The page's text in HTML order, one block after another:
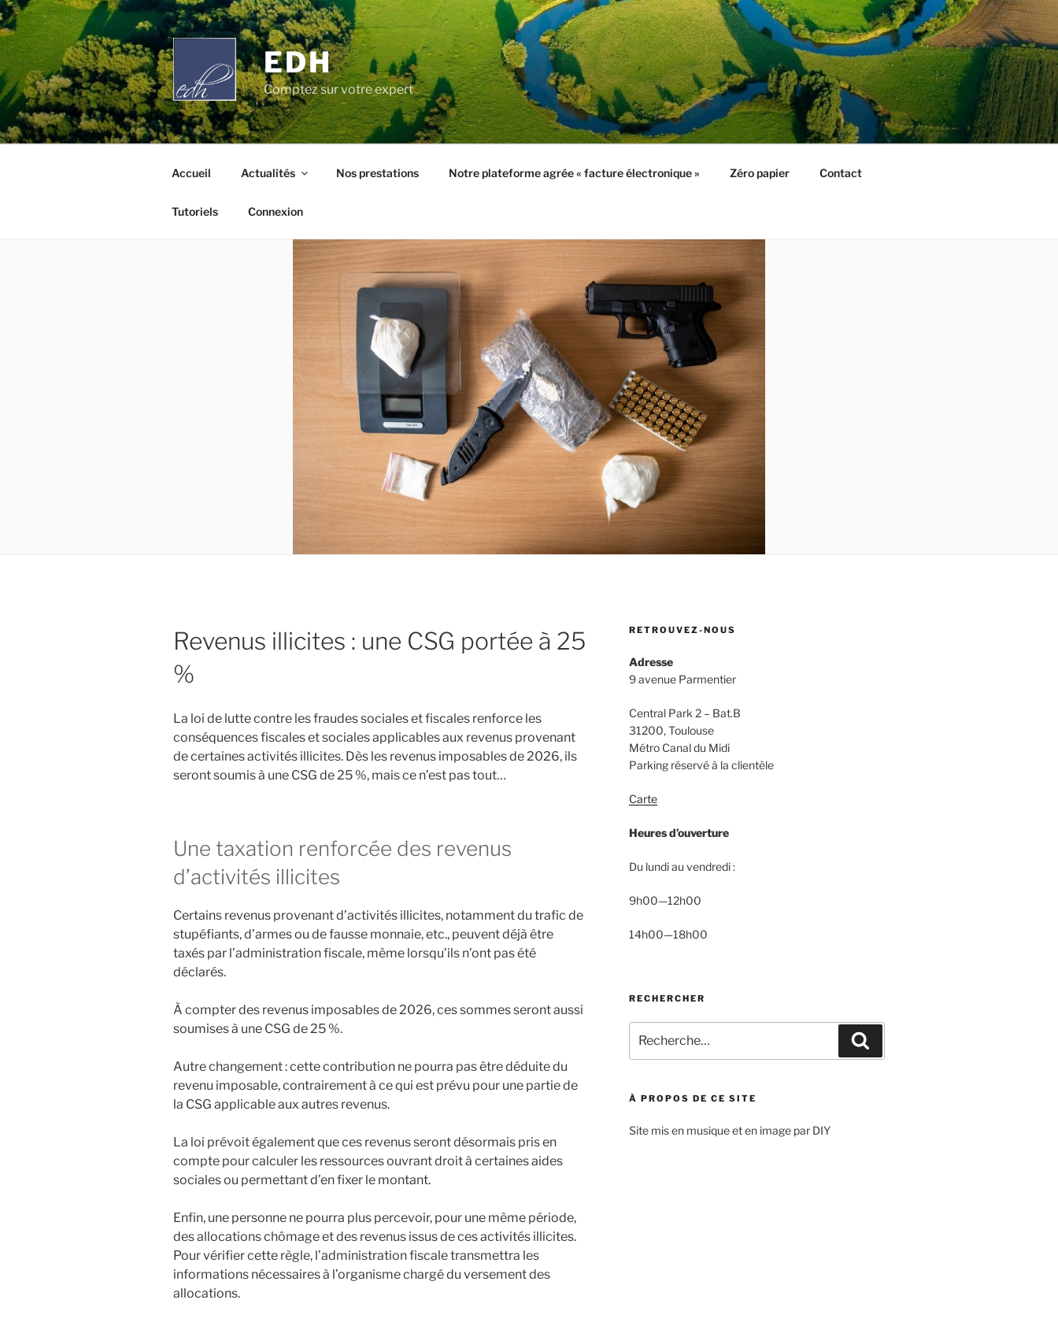
Aller
au
contenu
principal
EDH
Comptez sur votre expert
Accueil Actualités Nos prestations Notre plateforme agrée « facture électronique » Zéro papier Contact
Tutoriels Connexion
Revenus illicites : une CSG portée à 25
%
La loi de lutte contre les fraudes sociales et fiscales renforce les
conséquences fiscales et sociales applicables aux revenus provenant
de certaines activités illicites. Dès les revenus imposables de 2026, ils
seront soumis à une CSG de 25 %, mais ce n’est pas tout…
Une taxation renforcée des revenus
d’activités illicites
Certains revenus provenant d’activités illicites, notamment du trafic de
stupéfiants, d’armes ou de fausse monnaie, etc., peuvent déjà être
taxés par l’administration fiscale, même lorsqu’ils n’ont pas été
déclarés.
À compter des revenus imposables de 2026, ces sommes seront aussi
soumises à une CSG de 25 %.
Autre changement : cette contribution ne pourra pas être déduite du
revenu imposable, contrairement à ce qui est prévu pour une partie de
la CSG applicable aux autres revenus.
La loi prévoit également que ces revenus seront désormais pris en
compte pour calculer les ressources ouvrant droit à certaines aides
sociales ou permettant d’en fixer le montant.
Enfin, une personne ne pourra plus percevoir, pour une même période,
des allocations chômage et des revenus issus de ces activités illicites.
Pour vérifier cette règle, l’administration fiscale transmettra les
informations nécessaires à l’organisme chargé du versement des
allocations.
RETROUVEZ-NOUS
Adresse
9 avenue Parmentier
Central Park 2 – Bat.B
31200, Toulouse
Métro Canal du Midi
Parking réservé à la clientèle
Carte
Heures d’ouverture
Du lundi au vendredi :
9h00—12h00
14h00—18h00
RECHERCHER
pour
:
À PROPOS DE CE SITE
Site mis en musique et en image par DIY